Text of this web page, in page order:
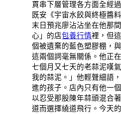
貫串下層管理各方面全經
既安《宇宙水餃與終極醬
末日預兆廖沾沾坐在他那
心」的店包養行情裡，但
個被遺棄的藍色塑膠棚，
這兩個詞毫無關係。他正
七個月又七天的老蒜泥嘆
我的蒜泥。」他輕聲細語
進的孩子。店內只有他一
以忍受那股陳年蒜頭混合
道而選擇繞道飛行。今天